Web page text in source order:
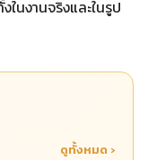
นงานจริงและในรูป
ดูทั้งหมด ›